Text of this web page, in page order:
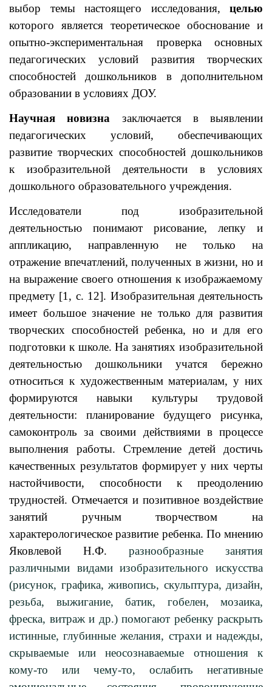
выбор темы настоящего исследования, целью
которого является теоретическое обоснование и
опытно-экспериментальная проверка основных
педагогических условий развития творческих
способностей дошкольников в дополнительном
образовании в условиях ДОУ.
Научная новизна заключается в выявлении
педагогических условий, обеспечивающих
развитие творческих способностей дошкольников
к изобразительной деятельности в условиях
дошкольного образовательного учреждения.
Исследователи под изобразительной
деятельностью понимают рисование, лепку и
аппликацию, направленную не только на
отражение впечатлений, полученных в жизни, но и
на выражение своего отношения к изображаемому
предмету [1, с. 12]. Изобразительная деятельность
имеет большое значение не только для развития
творческих способностей ребенка, но и для его
подготовки к школе. На занятиях изобразительной
деятельностью дошкольники учатся бережно
относиться к художественным материалам, у них
формируются навыки культуры трудовой
деятельности: планирование будущего рисунка,
самоконтроль за своими действиями в процессе
выполнения работы. Стремление детей достичь
качественных результатов формирует у них черты
настойчивости, способности к преодолению
трудностей. Отмечается и позитивное воздействие
занятий ручным творчеством на
характерологическое развитие ребенка. По мнению
Яковлевой Н.Ф. разнообразные занятия
различными видами изобразительного искусства
(рисунок, графика, живопись, скульптура, дизайн,
резьба, выжигание, батик, гобелен, мозаика,
фреска, витраж и др.) помогают ребенку раскрыть
истинные, глубинные желания, страхи и надежды,
скрываемые или неосознаваемые отношения к
кому-то или чему-то, ослабить негативные